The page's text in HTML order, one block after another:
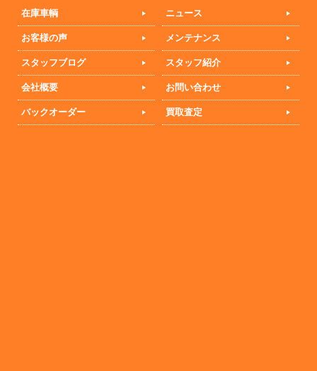
在庫車輌
ニュース
お客様の声 メンテナンス
スタッフブログ スタッフ紹介
会社概要 お問い合わせ
バックオーダー 買取査定